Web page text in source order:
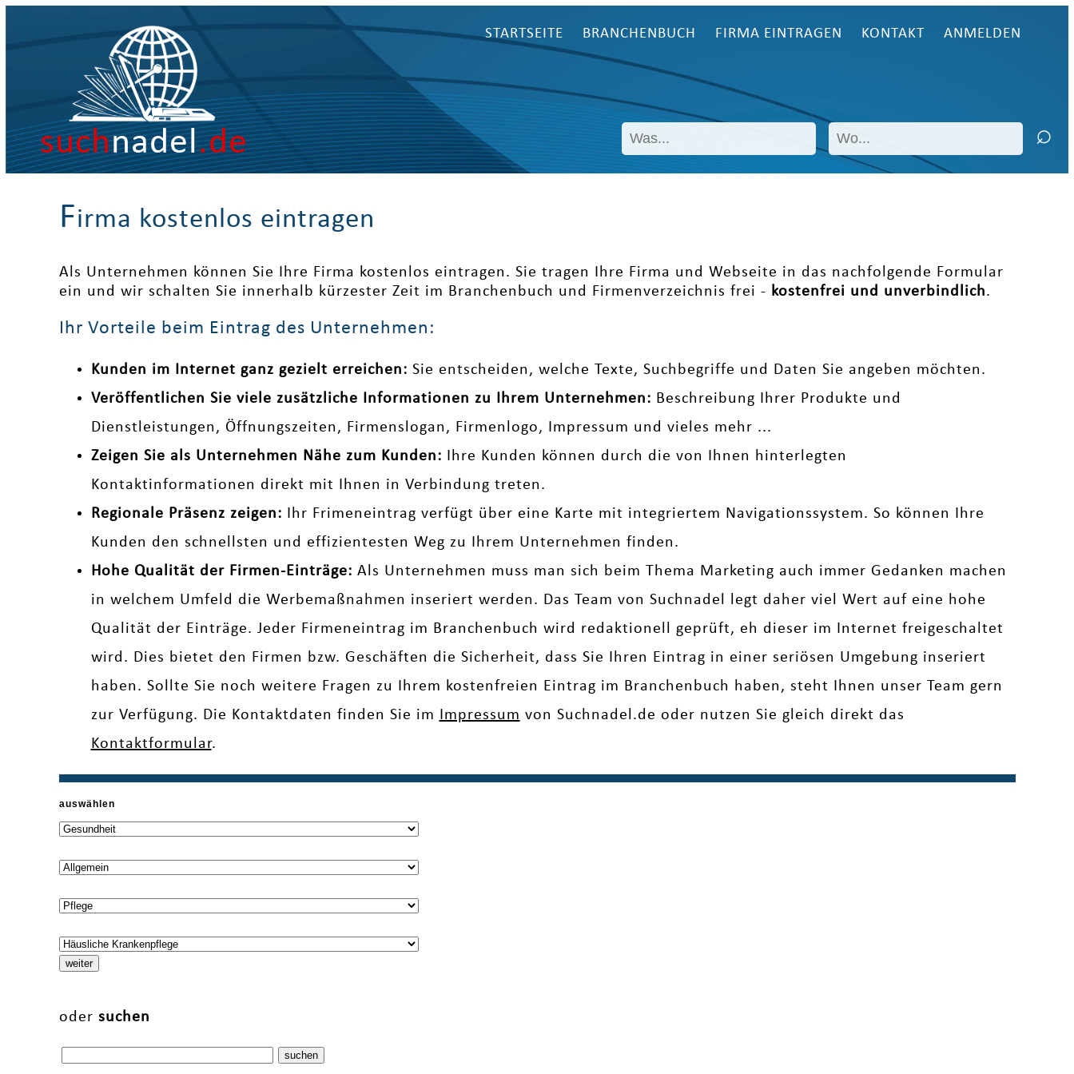
suchnadel.de
STARTSEITE BRANCHENBUCH FIRMA EINTRAGEN KONTAKT ANMELDEN
Firma kostenlos eintragen
Als Unternehmen können Sie Ihre Firma kostenlos eintragen. Sie tragen Ihre Firma und Webseite in das nachfolgende Formular
ein und wir schalten Sie innerhalb kürzester Zeit im Branchenbuch und Firmenverzeichnis frei - kostenfrei und unverbindlich.
Ihr Vorteile beim Eintrag des Unternehmen:
Kunden im Internet ganz gezielt erreichen: Sie entscheiden, welche Texte, Suchbegriffe und Daten Sie angeben möchten.
Veröffentlichen Sie viele zusätzliche Informationen zu Ihrem Unternehmen: Beschreibung Ihrer Produkte und
Dienstleistungen, Öffnungszeiten, Firmenslogan, Firmenlogo, Impressum und vieles mehr ...
Zeigen Sie als Unternehmen Nähe zum Kunden: Ihre Kunden können durch die von Ihnen hinterlegten
Kontaktinformationen direkt mit Ihnen in Verbindung treten.
Regionale Präsenz zeigen: Ihr Frimeneintrag verfügt über eine Karte mit integriertem Navigationssystem. So können Ihre
Kunden den schnellsten und effizientesten Weg zu Ihrem Unternehmen finden.
Hohe Qualität der Firmen-Einträge: Als Unternehmen muss man sich beim Thema Marketing auch immer Gedanken machen
in welchem Umfeld die Werbemaßnahmen inseriert werden. Das Team von Suchnadel legt daher viel Wert auf eine hohe
Qualität der Einträge. Jeder Firmeneintrag im Branchenbuch wird redaktionell geprüft, eh dieser im Internet freigeschaltet
wird. Dies bietet den Firmen bzw. Geschäften die Sicherheit, dass Sie Ihren Eintrag in einer seriösen Umgebung inseriert
haben. Sollte Sie noch weitere Fragen zu Ihrem kostenfreien Eintrag im Branchenbuch haben, steht Ihnen unser Team gern
zur Verfügung. Die Kontaktdaten finden Sie im Impressum von Suchnadel.de oder nutzen Sie gleich direkt das
Kontaktformular.
auswählen
oder suchen